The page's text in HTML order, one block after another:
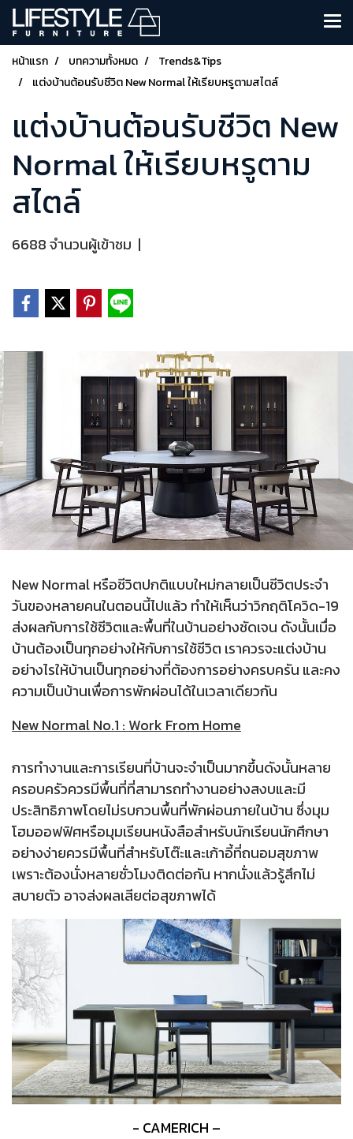
หน้าแรก บทความทั้งหมด
Trends&Tips
แต่งบ้านต้อนรับชีวิต New Normal ให้เรียบหรูตามสไตล์
แต่งบ้านต้อนรับชีวิต New
Normal ให้เรียบหรูตาม
สไตล์
6688 จำนวนผู้เข้าชม |
New Normal หรือชีวิตปกติแบบใหม่กลายเป็นชีวิตประจำ
วันของหลายคนในตอนนี้ไปแล้ว ทำให้เห็นว่าวิกฤติโควิด-19
ส่งผลกับการใช้ชีวิตและพื้นที่ในบ้านอย่างชัดเจน ดังนั้นเมื่อ
บ้านต้องเป็นทุกอย่างให้กับการใช้ชีวิต เราควรจะแต่งบ้าน
อย่างไรให้บ้านเป็นทุกอย่างที่ต้องการอย่างครบครัน และคง
ความเป็นบ้านเพื่อการพักผ่อนได้ในเวลาเดียวกัน
New Normal No.1 : Work From Home
การทำงานและการเรียนที่บ้านจะจำเป็นมากขึ้นดังนั้นหลาย
ครอบครัวควรมีพื้นที่ที่สามารถทำงานอย่างสงบและมี
ประสิทธิภาพโดยไม่รบกวนพื้นที่พักผ่อนภายในบ้าน ซึ่งมุม
โฮมออฟฟิศหรือมุมเรียนหนังสือสำหรับนักเรียนนักศึกษา
อย่างง่ายควรมีพื้นที่สำหรับโต๊ะและเก้าอี้ที่ถนอมสุขภาพ
เพราะต้องนั่งหลายชั่วโมงติดต่อกัน หากนั่งแล้วรู้สึกไม่
สบายตัว อาจส่งผลเสียต่อสุขภาพได้
- CAMERICH –